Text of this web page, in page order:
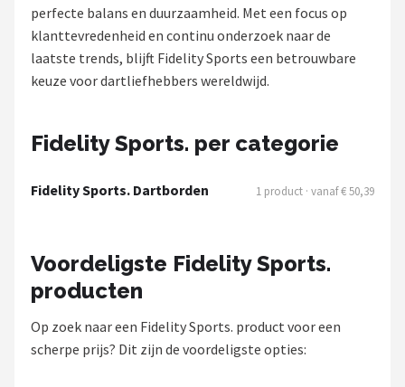
POPULAIRE MERKEN
Target
Winmau
Bull's
Mission
KOTO
perfecte balans en duurzaamheid. Met een focus op
klanttevredenheid en continu onderzoek naar de
laatste trends, blijft Fidelity Sports een betrouwbare
keuze voor dartliefhebbers wereldwijd.
Fidelity Sports. per categorie
Fidelity Sports. Dartborden 1 product · vanaf € 50,39
Voordeligste Fidelity Sports.
producten
Op zoek naar een Fidelity Sports. product voor een
scherpe prijs? Dit zijn de voordeligste opties: